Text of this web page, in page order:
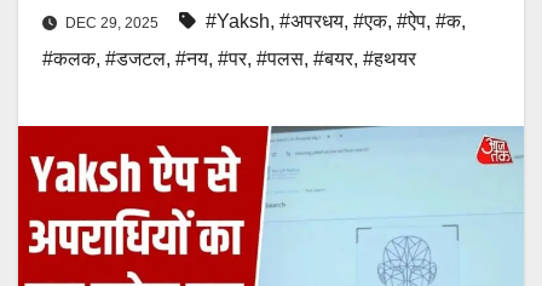
DEC 29, 2025 #Yaksh, #अपरधय, #एक, #ऐप, #क,
#कलक, #डजटल, #नय, #पर, #पलस, #बयर, #हथयर